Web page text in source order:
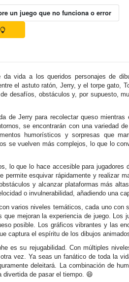
un juego que no funciona o error
vida a los queridos personajes de
el astuto ratón, Jerry, y el torpe gato,
desafíos, obstáculos y, por supuesto,
de Jerry para recolectar queso
se encontrarán con una variedad
humorísticos y sorpresas que
se vuelven más complejos, lo que lo
lo que lo hace accesible para jugadores
esquivar rápidamente y realizar
y alcanzar plataformas más
o invulnerabilidad, añadiendo una
varios niveles temáticos, cada uno
mejoran la experiencia de juego. Los
posible. Los gráficos vibrantes y las
captura el espíritu de los dibujos
es su rejugabilidad. Con múltiples
vez. Ya seas un fanático de toda la
deleitará. La combinación de
divertida de pasar el tiempo. 😄